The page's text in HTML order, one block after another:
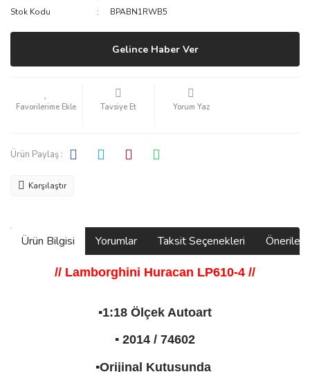
Stok Kodu
BPABN1RWB5
Gelince Haber Ver
Tavsiye Et Yorum Yaz
Ürün Paylaş :
Karşılaştır
Ürün Bilgisi Yorumlar Taksit Seçenekleri
// Lamborghini Huracan LP610-4 //
▪️1:18 Ölçek Autoart
▪️ 2014 / 74602
▪️Orijinal Kutusunda